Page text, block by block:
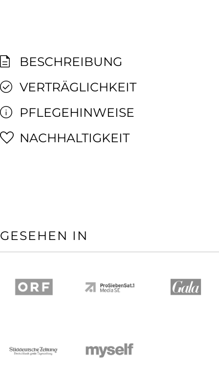
BESCHREIBUNG
VERTRÄGLICHKEIT
PFLEGEHINWEISE
NACHHALTIGKEIT
GESEHEN IN